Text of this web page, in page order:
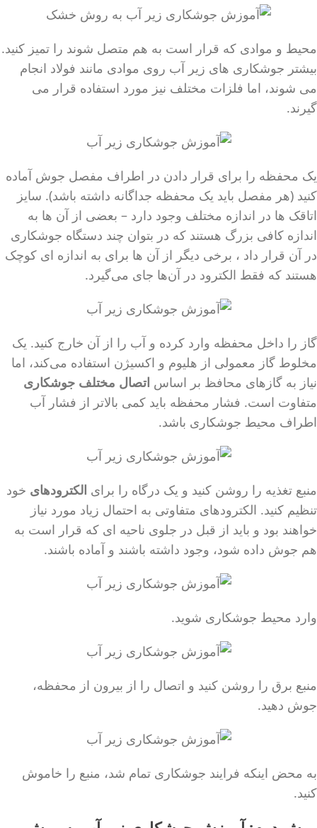
محیط و موادی که قرار است به هم متصل شوند را تمیز کنید.
بیشتر جوشکاری های زیر آب روی موادی مانند فولاد انجام
می شوند، اما فلزات مختلف نیز مورد استفاده قرار می
گیرند.
یک محفظه را برای قرار دادن در اطراف مفصل جوش آماده
کنید (هر مفصل باید یک محفظه جداگانه داشته باشد). سایز
اتاقک ها در اندازه مختلف وجود دارد – بعضی از آن ها به
اندازه کافی بزرگ هستند که در بتوان چند دستگاه جوشکاری
در آن قرار داد ، برخی دیگر از آن ها برای به اندازه ای کوچک
هستند که فقط الکترود در آن‌ها جای می‌گیرد.
گاز را داخل محفظه وارد کرده و آب را از آن خارج کنید. یک
مخلوط گاز معمولی از هلیوم و اکسیژن استفاده می‌کند، اما
نیاز به گازهای محافظ بر اساس اتصال مختلف جوشکاری
متفاوت است. فشار محفظه باید کمی بالاتر از فشار آب
اطراف محیط جوشکاری باشد.
منبع تغذیه را روشن کنید و یک درگاه را برای الکترودهای خود
تنظیم کنید. الكترودهای متفاوتی به احتمال زیاد مورد نیاز
خواهند بود و باید از قبل در جلوی ناحیه ای که قرار است به
هم جوش داده شود، وجود داشته باشند و آماده باشند.
وارد محیط جوشکاری شوید.
منبع برق را روشن کنید و اتصال را از بیرون از محفظه،
جوش دهید.
به محض اینکه فرایند جوشکاری تمام شد، منبع را خاموش
کنید.